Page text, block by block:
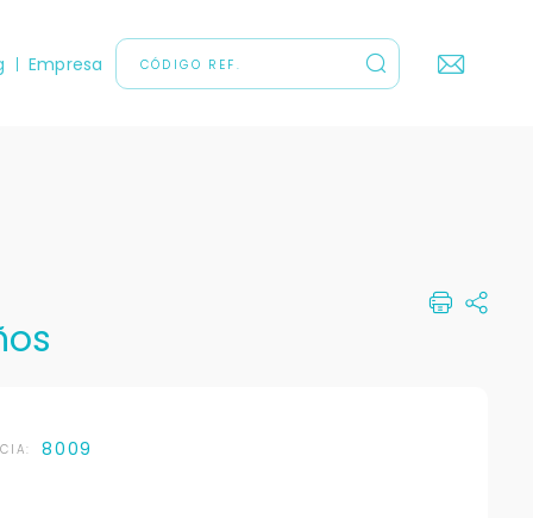
Empresa
8009